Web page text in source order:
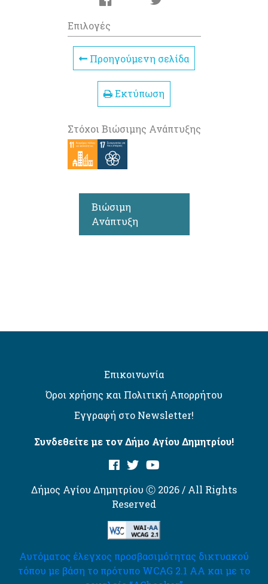
Επιλογές
Προηγούμενη σελίδα
Εκτύπωση
Στόχοι Βιώσιμης Ανάπτυξης
Βιώσιμη
Ανάπτυξη
Επικοινωνία
Όροι χρήσης και Πολιτική Απορρήτου
Εγγραφή στο Newsletter!
Συνδεθείτε με τον Δήμο Αγίου Δημητρίου!
Δήμος Αγίου Δημητρίου Ⓒ 2026 / All Rights
Reserved
Αυτόματος έλεγχος προσβασιμότητας δικτυακού
τόπου με βάση το πρότυπο WCAG 2.1 AA και με το